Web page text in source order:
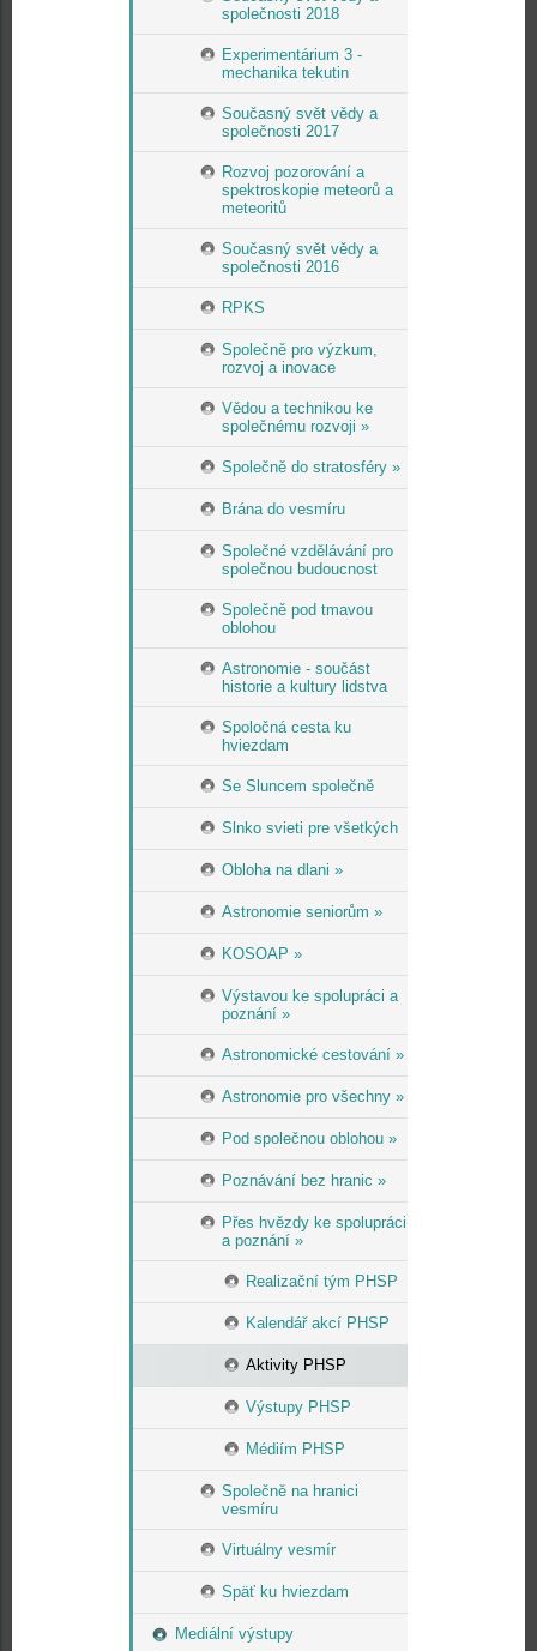
společnosti 2018
Experimentárium 3 -
mechanika tekutin
Současný svět vědy a
společnosti 2017
Rozvoj pozorování a
spektroskopie meteorů a
meteoritů
Současný svět vědy a
společnosti 2016
RPKS
Společně pro výzkum,
rozvoj a inovace
Vědou a technikou ke
společnému rozvoji »
Společně do stratosféry »
Brána do vesmíru
Společné vzdělávání pro
společnou budoucnost
Společně pod tmavou
oblohou
Astronomie - součást
historie a kultury lidstva
Spoločná cesta ku
hviezdam
Se Sluncem společně
Slnko svieti pre všetkých
Obloha na dlani »
Astronomie seniorům »
KOSOAP »
Výstavou ke spolupráci a
poznání »
Astronomické cestování »
Astronomie pro všechny »
Pod společnou oblohou »
Poznávání bez hranic »
Přes hvězdy ke spolupráci
a poznání »
Realizační tým PHSP
Kalendář akcí PHSP
Aktivity PHSP
Výstupy PHSP
Médiím PHSP
Společně na hranici
vesmíru
Virtuálny vesmír
Späť ku hviezdam
Mediální výstupy